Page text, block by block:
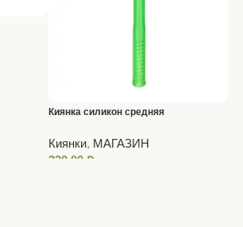
Киянка силикон средняя
Киянки, МАГАЗИН
330,00 ₽